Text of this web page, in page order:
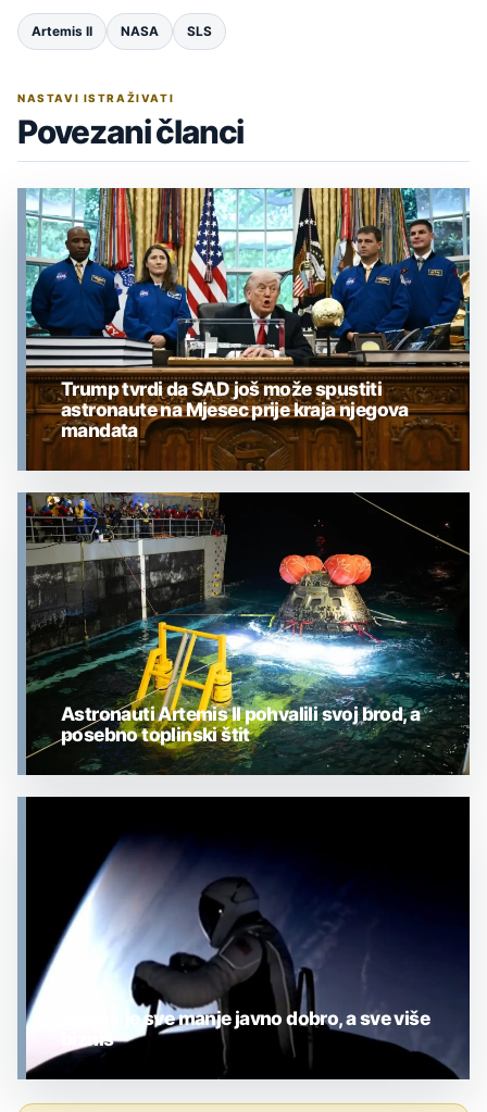
Artemis II NASA SLS
NASTAVI ISTRAŽIVATI
Povezani članci
MJESEC
Trump tvrdi da SAD još može spustiti
astronaute na Mjesec prije kraja njegova
mandata
Astronauti Artemis II pohvalili svoj brod, a
posebno toplinski štit
Svemir je sve manje javno dobro, a sve više
biznis